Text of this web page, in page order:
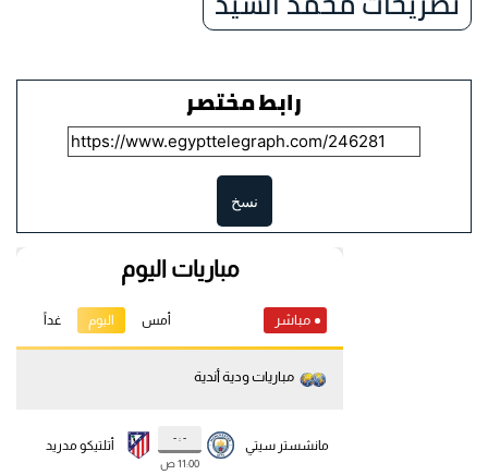
رابط مختصر
نسخ